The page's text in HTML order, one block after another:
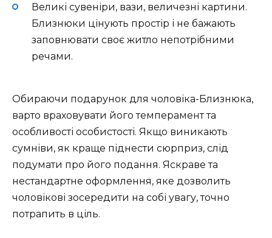
Великі сувеніри, вази, величезні картини.
Близнюки цінують простір і не бажають
заповнювати своє житло непотрібними
речами.
Обираючи подарунок для чоловіка-Близнюка,
варто враховувати його темперамент та
особливості особистості. Якщо виникають
сумніви, як краще піднести сюрприз, слід
подумати про його подання. Яскраве та
нестандартне оформлення, яке дозволить
чоловікові зосередити на собі увагу, точно
потрапить в ціль.